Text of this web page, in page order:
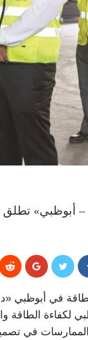
– أبوظبي» تطلق
في أبوظبي
في